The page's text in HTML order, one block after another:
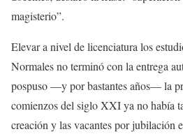
magisterio”.
Elevar a nivel de licenciatura los
Normales no terminó con la entrega
pospuso —y por bastantes años— la
comienzos del siglo XXI ya no había
creación y las vacantes por jubilación